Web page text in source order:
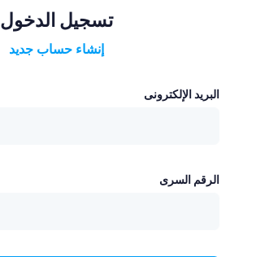
تسجيل الدخول
إنشاء حساب جديد
البريد الإلكترونى
الرقم السرى